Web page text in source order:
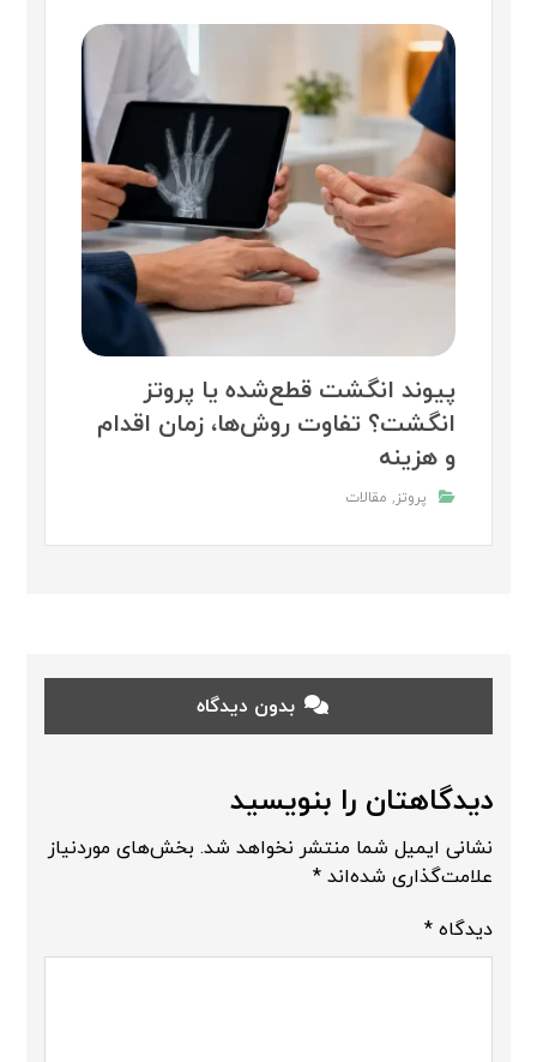
پیوند انگشت قطع‌شده یا پروتز
انگشت؟ تفاوت روش‌ها، زمان اقدام
و هزینه
پروتز, مقالات
بدون دیدگاه
دیدگاهتان را بنویسید
نشانی ایمیل شما منتشر نخواهد شد. بخش‌های موردنیاز
علامت‌گذاری شده‌اند*
دیدگاه*